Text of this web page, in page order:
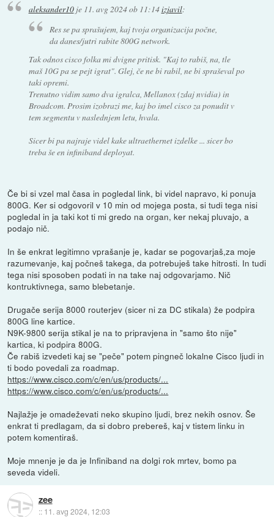
aleksander10je 11. avg 2024 ob 11:14izjavil:
Res se pa sprašujem, kaj tvoja organizacija počne,
da danes/jutri rabite 800G network.
Tak odnos cisco folka mi dvigne pritisk. "Kaj to rabiš, na, tle
maš 10G pa se pejt igrat". Glej, če ne bi rabil, ne bi spraševal po
taki opremi.
Trenutno vidim samo dva igralca, Mellanox (zdaj nvidia) in
Broadcom. Prosim izobrazi me, kaj bo imel cisco za ponudit v
tem segmentu v naslednjem letu, hvala.
Sicer bi pa najraje videl kake ultraethernet izdelke ... sicer bo
treba še en infiniband deployat.
Če bi si vzel mal časa in pogledal link, bi videl napravo, ki ponuja
800G. Ker si odgovoril v 10 min od mojega posta, si tudi tega nisi
pogledal in ja taki kot ti mi gredo na organ, ker nekaj pluvajo, a
podajo nič.
In še enkrat legitimno vprašanje je, kadar se pogovarjaš,za moje
razumevanje, kaj počneš takega, da potrebuješ take hitrosti. In tudi
tega nisi sposoben podati in na take naj odgovarjamo. Nič
kontruktivnega, samo blebetanje.
Drugače serija 8000 routerjev (sicer ni za DC stikala) že podpira
800G line kartice.
N9K-9800 serija stikal je na to pripravjena in "samo što nije"
kartica, ki podpira 800G.
Če rabiš izvedeti kaj se "peče" potem pingneč lokalne Cisco ljudi in
ti bodo povedali za roadmap.
https://www.cisco.com/c/en/us/products/...
https://www.cisco.com/c/en/us/products/...
Najlažje je omadeževati neko skupino ljudi, brez nekih osnov. Še
enkrat ti predlagam, da si dobro prebereš, kaj v tistem linku in
potem komentiraš.
Moje mnenje je da je Infiniband na dolgi rok mrtev, bomo pa
seveda videli.
zee
:: 11. avg 2024, 12:03